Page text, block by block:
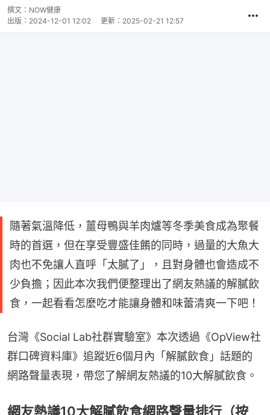
撰文： NOW健康
出版： 2024-12-01 12:02 更新： 2025-02-21 12:57
隨著氣溫降低，薑母鴨與羊肉爐等冬季美食成為聚餐
時的首選，但在享受豐盛佳餚的同時，過量的大魚大
肉也不免讓人直呼「太膩了」，且對身體也會造成不
少負擔；因此本次我們便整理出了網友熱議的解膩飲
食，一起看看怎麼吃才能讓身體和味蕾清爽一下吧！
台灣《Social Lab社群實驗室》本次透過《OpView社
群口碑資料庫》追蹤近6個月內「解膩飲食」話題的
網路聲量表現，帶您了解網友熱議的10大解膩飲食。
網友熱議10大解膩飲食網路聲量排行（按